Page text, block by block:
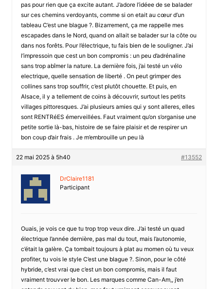
pas pour rien que ça excite autant. J’adore l’idéee de se balader
sur ces chemins verdoyants, comme si on etait au cœur d’un
tableau C’est une blague ?. Bizarrement, ça me rappelle mes
escapades dans le Nord, quand on allait se balader sur la côte ou
dans nos forêts. Pour l’électrique, tu fais bien de le souligner. J’ai
l’impressoin que cest un bon compromis : un peu d’adrénaline
sans trop abîmer la nature. La dernière fois, j’ai testé un vélo
electrique, quelle sensation de liberté . On peut grimper des
collines sans trop souffrir, c’est plutôt chouette. Et puis, en
Alsace, il y a tellement de coins à découvrir, surtout les petits
villages pittoresques. J’ai plusieurs amies qui y sont alleres, elles
sont RENTRéES émerveillées. Faut vraiment qu’on s’organise une
petite sortie là-bas, histoire de se faire plaisir et de respirer un
bon coup d’air frais . Je m’embrouille un peu là
22 mai 2025 à 5h40 #13552
DrClaire1181
Participant
Ouais, je vois ce que tu trop trop veux dire. J’ai testé un quad
électrique l’année dernière, pas mal du tout, mais l’autonomie,
c’était la galère. Ça tombait toujours à plat au momen où tu veux
profiter, tu vois le style C’est une blague ?. Sinon, pour le côté
hybride, c’est vrai que c’est un bon compromis, mais il faut
vraiment trouvver le bon. Les marques comme Can-Am,, j’en